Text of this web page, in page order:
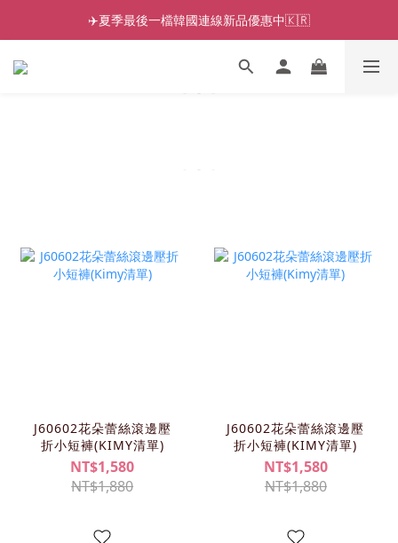
✈️夏季最後一檔韓國連線新品優惠中🇰🇷
J60602花朵蕾絲滾邊壓
折小短褲(KIMY清單)
NT$1,580
NT$1,880
J60602花朵蕾絲滾邊壓
折小短褲(KIMY清單)
NT$1,580
NT$1,880